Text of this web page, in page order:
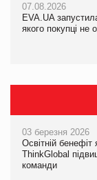
07.08.2026
EVA.UA
якого покупці не
07.08.2026
EVA.UA
якого покупці не
03 березня 2026
Освітній бенефіт
ThinkGlobal
команди